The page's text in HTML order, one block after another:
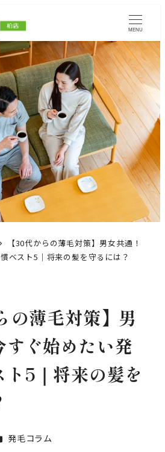
MENU
【30代からの薄毛対策】男女共通！
ベスト5｜将来の髪を守るには？
の薄毛対策】男
すぐ始めたい発
ト5｜将来の髪を
テゴリー
発毛コラム